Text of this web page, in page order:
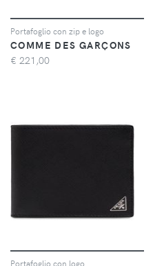
Portafoglio con zip e logo
COMME DES GARÇONS
€ 221,00
Portafoglio con logo